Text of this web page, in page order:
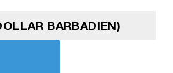
BARBADIEN)